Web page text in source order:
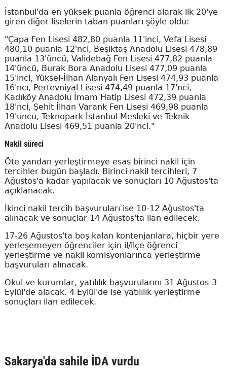
İstanbul'da en yüksek puanla öğrenci alarak ilk 20'ye
giren diğer liselerin taban puanları şöyle oldu:
"Çapa Fen Lisesi 482,80 puanla 11'inci, Vefa Lisesi
480,10 puanla 12'nci, Beşiktaş Anadolu Lisesi 478,89
puanla 13'üncü, Validebağ Fen Lisesi 477,82 puanla
14'üncü, Burak Bora Anadolu Lisesi 477,09 puanla
15'inci, Yüksel-İlhan Alanyalı Fen Lisesi 474,93 puanla
16'ncı, Pertevniyal Lisesi 474,49 puanla 17'nci,
Kadıköy Anadolu İmam Hatip Lisesi 472,39 puanla
18'nci, Şehit İlhan Varank Fen Lisesi 469,98 puanla
19'uncu, Teknopark İstanbul Mesleki ve Teknik
Anadolu Lisesi 469,51 puanla 20'nci."
Nakil süreci
Öte yandan yerleştirmeye esas birinci nakil için
tercihler bugün başladı. Birinci nakil tercihleri, 7
Ağustos'a kadar yapılacak ve sonuçları 10 Ağustos'ta
açıklanacak.
İkinci nakil tercih başvuruları ise 10-12 Ağustos'ta
alınacak ve sonuçlar 14 Ağustos'ta ilan edilecek.
17-26 Ağustos'ta boş kalan kontenjanlara, hiçbir yere
yerleşemeyen öğrenciler için il/ilçe öğrenci
yerleştirme ve nakil komisyonlarınca yerleştirme
başvuruları alınacak.
Okul ve kurumlar, yatılılık başvurularını 31 Ağustos-3
Eylül'de alacak. 4 Eylül'de ise yatılılık yerleştirme
sonuçları ilan edilecek.
Sakarya'da sahile İDA vurdu